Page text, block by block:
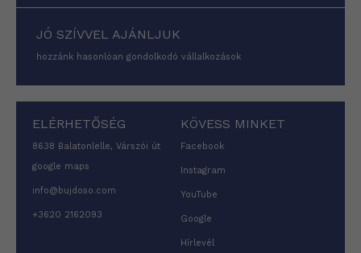
JÓ SZÍVVEL AJÁNLJUK
hozzánk hasonlóan gondolkodó vállalkozások
ELÉRHETŐSÉG
8638 Balatonlelle, Várszói út
google maps
info@bujdoso.com
+3620 2162093
KÖVESS MINKET
Facebook
Instagram
YouTube
Google
Hírlevél